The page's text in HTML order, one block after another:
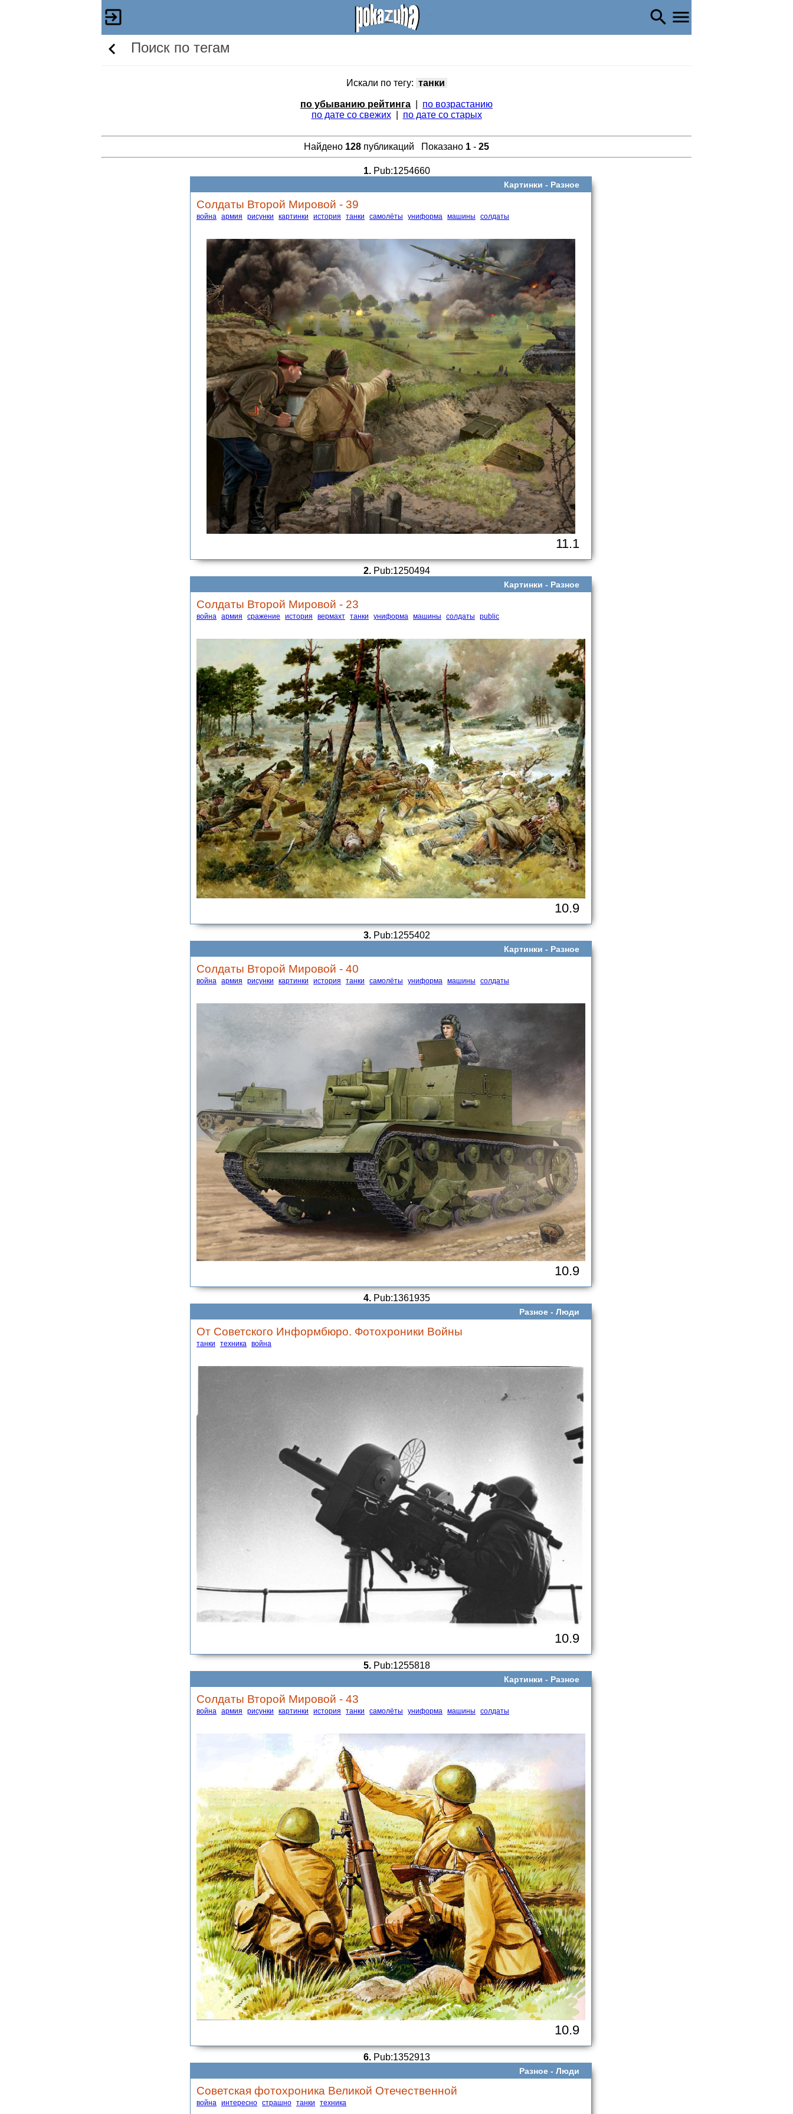
Поиск по тегам
Искали по тегу: танки
по убыванию рейтинга
по возрастанию
по дате со свежих| по дате со старых
Найдено 128 публикаций Показано 1 - 25
1.Pub:1254660
Картинки - Разное
Солдаты Второй Мировой - 39
война армия рисунки картинки история танки самолёты униформа машины солдаты
11.1
2.Pub:1250494
Картинки - Разное
Солдаты Второй Мировой - 23
война армия сражение история вермахт танки униформа машины солдаты public
10.9
3.Pub:1255402
Картинки - Разное
Солдаты Второй Мировой - 40
война армия рисунки картинки история танки самолёты униформа машины солдаты
10.9
4.Pub:1361935
Разное - Люди
От Советского Информбюро. Фотохроники Войны
танки техника война
10.9
5.Pub:1255818
Картинки - Разное
Солдаты Второй Мировой - 43
война армия рисунки картинки история танки самолёты униформа машины солдаты
10.9
6.Pub:1352913
Разное - Люди
Советская фотохроника Великой Отечественной
война интересно страшно танки техника